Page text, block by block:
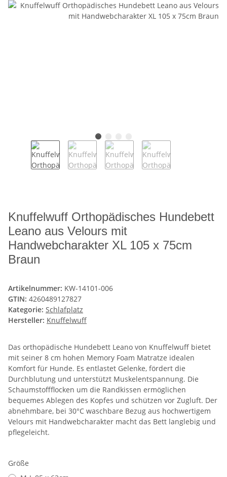
Knuffelwuff Orthopädisches Hundebett
Leano aus Velours mit
Handwebcharakter XL 105 x 75cm
Braun
Artikelnummer: KW-14101-006
GTIN: 4260489127827
Kategorie: Schlafplatz
Hersteller: Knuffelwuff
Das orthopädische Hundebett Leano von Knuffelwuff bietet
mit seiner 8 cm hohen Memory Foam Matratze idealen
Komfort für Hunde. Es entlastet Gelenke, fördert die
Durchblutung und unterstützt Muskelentspannung. Die
Schaumstoffflocken um die Randkissen ermöglichen
bequemes Ablegen des Kopfes und schützen vor Zugluft. Der
abnehmbare, bei 30°C waschbare Bezug aus hochwertigem
Velours mit Handwebcharakter macht das Bett langlebig und
pflegeleicht.
Größe